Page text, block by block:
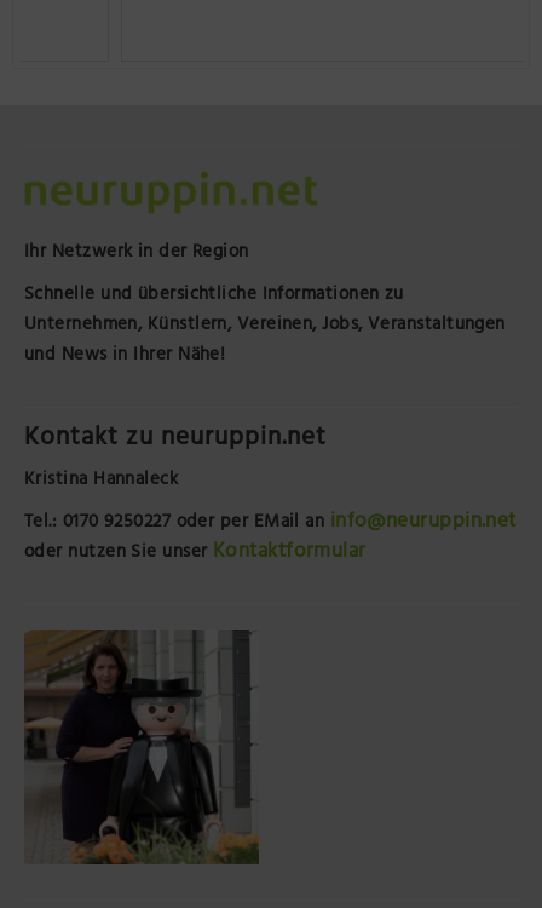
Ihr Netzwerk in der Region
Schnelle und übersichtliche Informationen zu
Unternehmen, Künstlern, Vereinen, Jobs, Veranstaltungen
und News in Ihrer Nähe!
Kontakt zu neuruppin.net
Kristina Hannaleck
Tel.: 0170 9250227 oder per EMail an info@neuruppin.net
oder nutzen Sie unser Kontaktformular